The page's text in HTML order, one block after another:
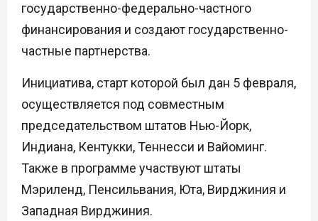
государственно-федерально-частного
финансирования и создают государственно-
частные партнерства.
Инициатива, старт которой был дан 5 февраля,
осуществляется под совместным
председательством штатов Нью-Йорк,
Индиана, Кентукки, Теннесси и Вайоминг.
Также в программе участвуют штаты
Мэриленд, Пенсильвания, Юта, Вирджиния и
Западная Вирджиния.